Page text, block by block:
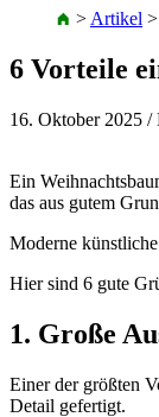
> Artikel >
6 Vorteile
16. Oktober 2025 /
Ein
das aus gutem
Moderne
Hier sind 6 gute
1. Große
Einer der größten
Detail gefertigt.